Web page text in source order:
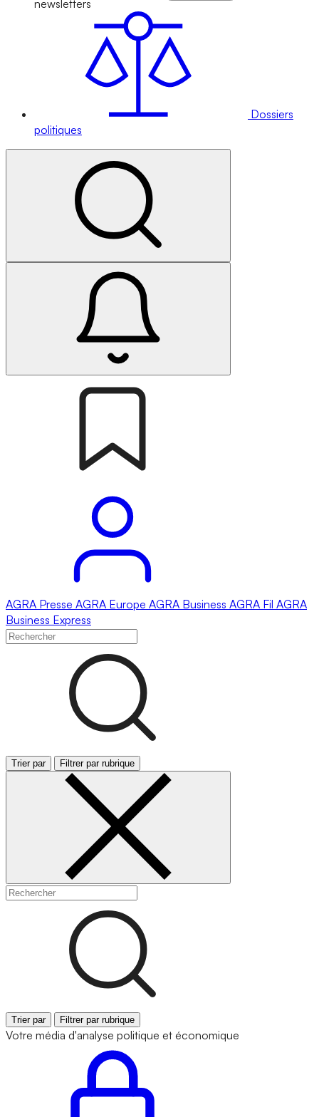
newsletters
Dossiers
politiques
AGRA Presse AGRA Europe AGRA Business AGRA Fil AGRA
Business Express
Trier par Filtrer par rubrique
Trier par Filtrer par rubrique
Votre média d'analyse politique et économique